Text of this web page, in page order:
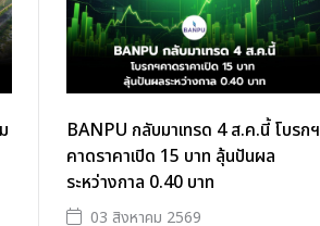
BANPU กลับมาเทรด 4 ส.ค.นี้ โบรกฯ
คาดราคาเปิด 15 บาท ลุ้นปันผล
ระหว่างกาล 0.40 บาท
03 สิงหาคม 2569